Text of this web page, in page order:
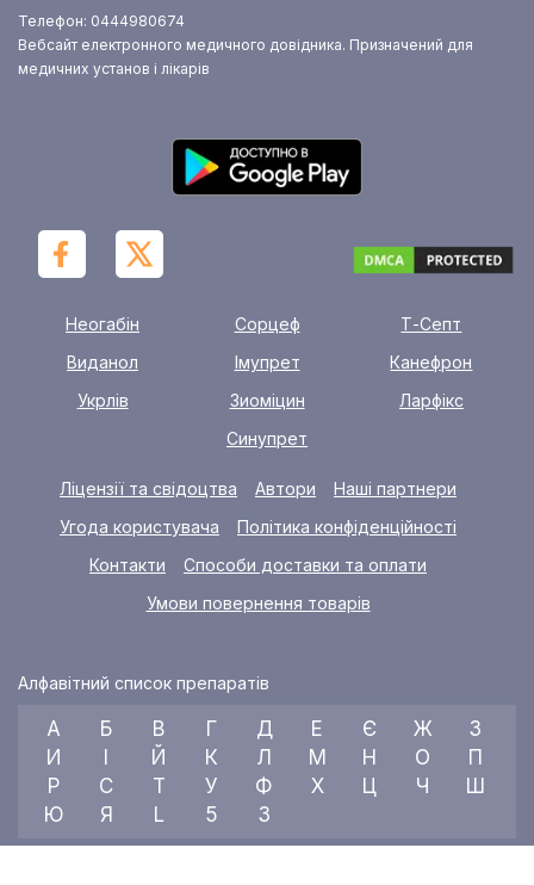
Телефон: 0444980674
Вебсайт електронного медичного довідника. Призначений для
медичних установ і лікарів
Неогабін Сорцеф
Т-Септ
Виданол
Імупрет
Канефрон
Укрлів
Зиоміцин
Ларфікс
Синупрет
Ліцензії та свідоцтва Автори
Наші партнери
Угода користувача
Політика конфіденційності
Контакти
Способи доставки та оплати
Умови повернення товарів
Алфавітний список препаратів
А Б В Г Д Е Є Ж
З
И
Й К Л М Н О
П
Р
С Т У Ф Х Ц Ч
Ш
Ю
Я L 5 3